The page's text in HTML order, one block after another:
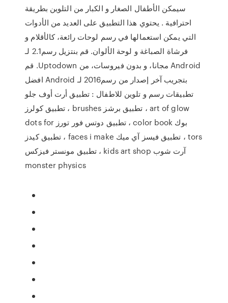
سيمكن الأطفال الصغار و الكبار من التلوين بطريقة
احترافية . يحتوي هذا التطبيق على العديد من الأدوات
التي يمكن استعمالها في رسم لوحات رائعة، كالأقلام و
فرشاة الصباغة و لوحة الألوان. ‫قم بنتزيل رسم2.1 لـ
Android مجانا، و بدون فيروسات، من Uptodown. قم
بتجريب آخر إصدار من رسم2016 لـ Android افضل
تطبيقات رسم و تلوين للاطفال : تطبيق أرت أوف جلو
art of glow ، تطبيق برشز brushes ، تطبيق كولرز
بوك color book ، تطبيق دوتس فور تورز dots for
tors ، تطبيق فيسز آي ميك faces i make ، تطبيق كيدز
آرت شوب kids art shop ، تطبيق مونستر فيزكس
monster physics